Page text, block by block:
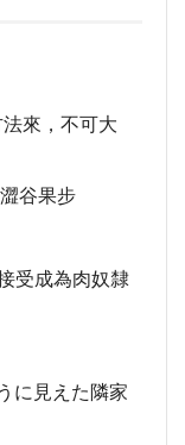
來，不可大
谷果步
受成為肉奴隸
に見えた隣家